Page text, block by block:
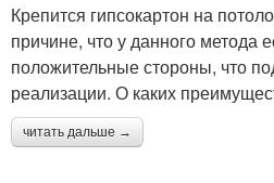
Крепится гипсокартон на
причине, что у данного метода
положительные стороны, что
реализации. О каких
читать дальше →